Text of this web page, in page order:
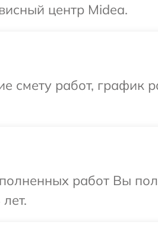
центр Midea.
смету работ, график
работ Вы